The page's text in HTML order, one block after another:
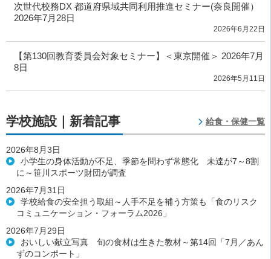
次世代校務DX 都道府県域共同利用推進セミナー(奈良開催）
2026年7月28日
2026年6月22日
【第130回教育委員会対象セミナー】＜東京開催＞ 2026年7月
8日
2026年5月11日
学校施設｜新着記事 給食・保健一覧
2026年8月3日
小学生の身体活動が不足、季節を問わず常態化 未達が7～8割
に～笹川スポーツ財団が調査
2026年7月31日
学校給食の安全担う取組～人手不足を補う方策も「食のリスク
コミュニケーション・フォーラム2026」
2026年7月29日
おいしい献立写真 旬の食材は生きた教材～第14回「7月／あん
ずのコンポート」